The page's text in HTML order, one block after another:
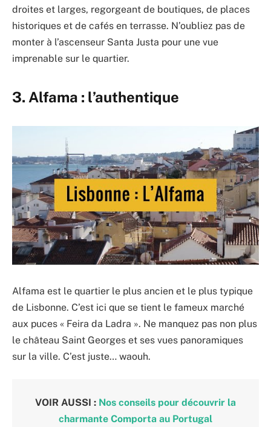
droites et larges, regorgeant de boutiques, de places
historiques et de cafés en terrasse. N’oubliez pas de
monter à l’ascenseur Santa Justa pour une vue
imprenable sur le quartier.
3. Alfama : l’authentique
Alfama est le quartier le plus ancien et le plus typique
de Lisbonne. C’est ici que se tient le fameux marché
aux puces « Feira da Ladra ». Ne manquez pas non plus
le château Saint Georges et ses vues panoramiques
sur la ville. C’est juste… waouh.
VOIR AUSSI : Nos conseils pour découvrir la
charmante Comporta au Portugal